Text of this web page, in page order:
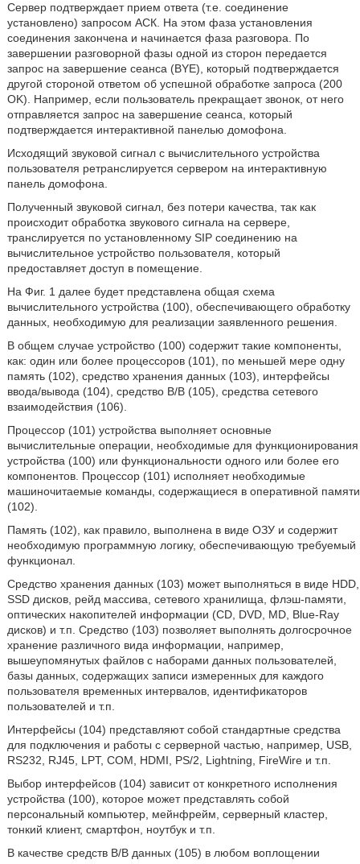
Сервер подтверждает прием ответа (т.е. соединение
установлено) запросом АСК. На этом фаза установления
соединения закончена и начинается фаза разговора. По
завершении разговорной фазы одной из сторон передается
запрос на завершение сеанса (BYE), который подтверждается
другой стороной ответом об успешной обработке запроса (200
OK). Например, если пользователь прекращает звонок, от него
отправляется запрос на завершение сеанса, который
подтверждается интерактивной панелью домофона.
Исходящий звуковой сигнал с вычислительного устройства
пользователя ретранслируется сервером на интерактивную
панель домофона.
Полученный звуковой сигнал, без потери качества, так как
происходит обработка звукового сигнала на сервере,
транслируется по установленному SIP соединению на
вычислительное устройство пользователя, который
предоставляет доступ в помещение.
На Фиг. 1 далее будет представлена общая схема
вычислительного устройства (100), обеспечивающего обработку
данных, необходимую для реализации заявленного решения.
В общем случае устройство (100) содержит такие компоненты,
как: один или более процессоров (101), по меньшей мере одну
память (102), средство хранения данных (103), интерфейсы
ввода/вывода (104), средство В/В (105), средства сетевого
взаимодействия (106).
Процессор (101) устройства выполняет основные
вычислительные операции, необходимые для функционирования
устройства (100) или функциональности одного или более его
компонентов. Процессор (101) исполняет необходимые
машиночитаемые команды, содержащиеся в оперативной памяти
(102).
Память (102), как правило, выполнена в виде ОЗУ и содержит
необходимую программную логику, обеспечивающую требуемый
функционал.
Средство хранения данных (103) может выполняться в виде HDD,
SSD дисков, рейд массива, сетевого хранилища, флэш-памяти,
оптических накопителей информации (CD, DVD, MD, Blue-Ray
дисков) и т.п. Средство (103) позволяет выполнять долгосрочное
хранение различного вида информации, например,
вышеупомянутых файлов с наборами данных пользователей,
базы данных, содержащих записи измеренных для каждого
пользователя временных интервалов, идентификаторов
пользователей и т.п.
Интерфейсы (104) представляют собой стандартные средства
для подключения и работы с серверной частью, например, USB,
RS232, RJ45, LPT, COM, HDMI, PS/2, Lightning, FireWire и т.п.
Выбор интерфейсов (104) зависит от конкретного исполнения
устройства (100), которое может представлять собой
персональный компьютер, мейнфрейм, серверный кластер,
тонкий клиент, смартфон, ноутбук и т.п.
В качестве средств В/В данных (105) в любом воплощении